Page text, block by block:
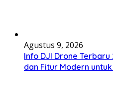
Agustus 9, 2026
Info DJI Drone
dan Fitur Modern